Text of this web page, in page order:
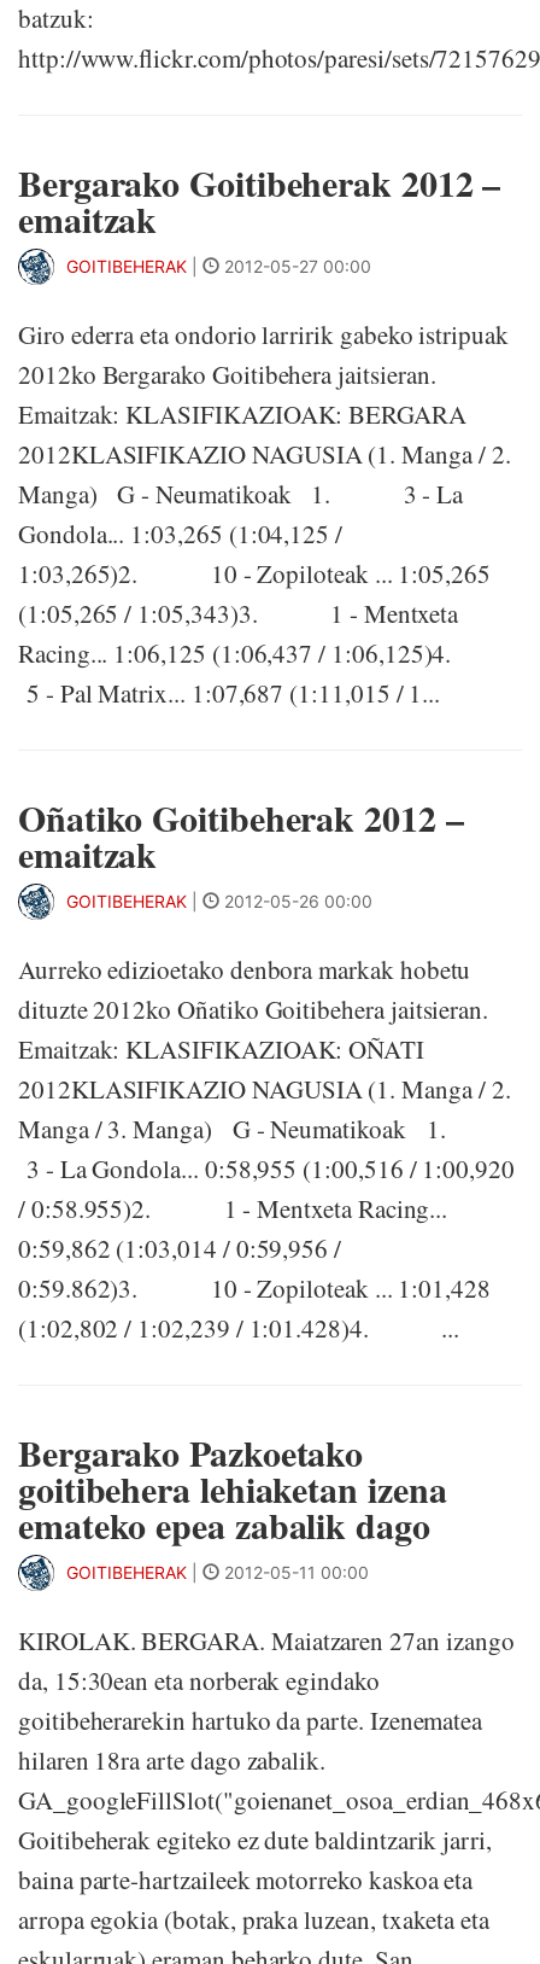
batzuk:
http://www.flickr.com/photos/paresi/sets/
Bergarako Goitibeherak 2012 –
emaitzak
GOITIBEHERAK 2012-05-27 00:00
Giro ederra eta ondorio larririk gabeko istripuak
2012ko Bergarako Goitibehera jaitsieran.
Emaitzak: KLASIFIKAZIOAK: BERGARA
2012KLASIFIKAZIO NAGUSIA (1. Manga / 2.
Manga) G - Neumatikoak 1. 3 - La
Gondola... 1:03,265 (1:04,125 /
1:03,265)2. 10 - Zopiloteak ... 1:05,265
(1:05,265 / 1:05,343)3. 1 - Mentxeta
Racing... 1:06,125 (1:06,437 / 1:06,125)4.
5 - Pal Matrix... 1:07,687 (1:11,015 / 1...
Oñatiko Goitibeherak 2012 –
emaitzak
GOITIBEHERAK 2012-05-26 00:00
Aurreko edizioetako denbora markak hobetu
dituzte 2012ko Oñatiko Goitibehera jaitsieran.
Emaitzak: KLASIFIKAZIOAK: OÑATI
2012KLASIFIKAZIO NAGUSIA (1. Manga / 2.
Manga / 3. Manga) G - Neumatikoak 1.
3 - La Gondola... 0:58,955 (1:00,516 / 1:00,920
/ 0:58.955)2. 1 - Mentxeta Racing...
0:59,862 (1:03,014 / 0:59,956 /
0:59.862)3. 10 - Zopiloteak ... 1:01,428
(1:02,802 / 1:02,239 / 1:01.428)4. ...
Bergarako Pazkoetako
goitibehera lehiaketan izena
emateko epea zabalik dago
GOITIBEHERAK 2012-05-11 00:00
KIROLAK. BERGARA. Maiatzaren 27an izango
da, 15:30ean eta norberak egindako
goitibeherarekin hartuko da parte. Izenematea
hilaren 18ra arte dago zabalik.
Goitibeherak egiteko ez dute baldintzarik jarri,
baina parte-hartzaileek motorreko kaskoa eta
arropa egokia (botak, praka luzean, txaketa eta